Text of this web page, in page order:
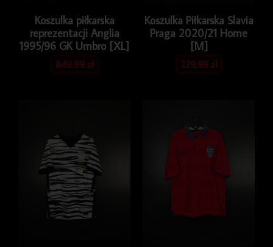
Koszulka piłkarska
reprezentacji Anglia
1995/96 GK Umbro [XL]
849.99zł
Koszulka Piłkarska Slavia
Praga 2020/21 Home
[M]
229.99zł